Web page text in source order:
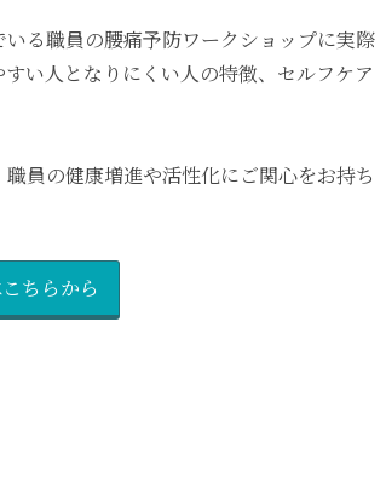
る職員の腰痛予防ワークショップに実際
い人となりにくい人の特徴、セルフケア
員の健康増進や活性化にご関心をお持ち
ちらから